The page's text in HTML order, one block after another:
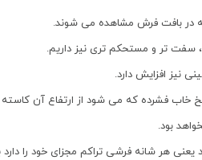
در بافت فرش مشاهده می شوند.
سفت تر و مستحکم تری نیز داریم.
نیز افزایش دارد.
خاب فشرده که می شود از ارتفاع آن
بود.
هر شانه فرشی تراکم مجزای خود را دارد